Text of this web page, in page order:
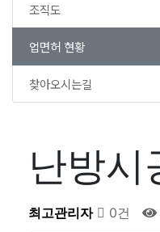
조직도
업면허 현황
찾아오시는길
난방시
최고관리자 0건